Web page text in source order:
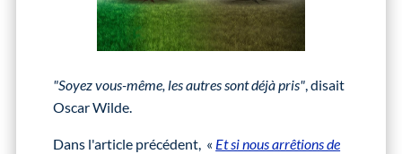
"Soyez vous-même, les autres sont déjà pris", disait
Oscar Wilde.
Dans l'article précédent, « Et si nous arrêtions de